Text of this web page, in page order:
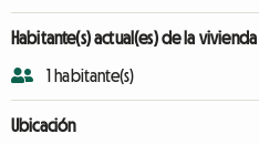
Habitante(s) actual(es) de la vivienda
1 habitante(s)
Ubicación